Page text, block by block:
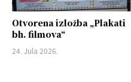
Otvorena izložba „Plakati
bh. filmova“
24. Jula 2026.